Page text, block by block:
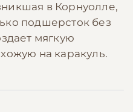
в Корнуолле,
подшерсток без
мягкую
на каракуль.